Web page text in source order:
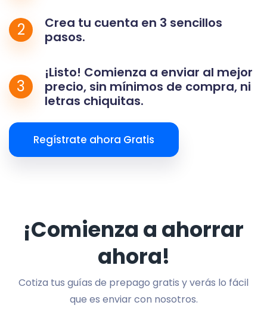
2
Crea tu cuenta en 3 sencillos
pasos.
3
¡Listo! Comienza a enviar al mejor
precio, sin mínimos de compra, ni
letras chiquitas.
Regístrate ahora Gratis
¡Comienza a ahorrar
ahora!
Cotiza tus guías de prepago gratis y verás lo fácil
que es enviar con nosotros.